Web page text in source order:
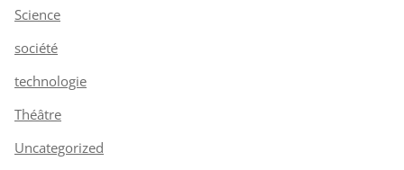
Science
société
technologie
Théâtre
Uncategorized